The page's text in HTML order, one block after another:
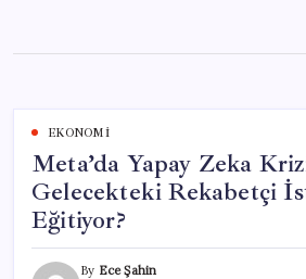
content
EKONOMI
Meta’da Yapay Zeka
Gelecekteki Rekabetçi
Eğitiyor?
By Ece Şahin